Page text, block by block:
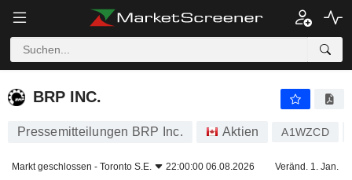
BRP INC.
BRP INC.
Pressemitteilungen BRP Inc. Aktien A1WZCD
Markt geschlossen - Toronto S.E. 22:00:00 06.08.2026 Veränd. 1. Jan.